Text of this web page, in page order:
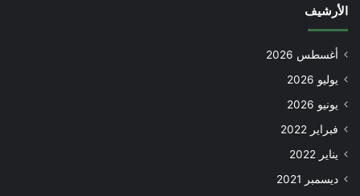
الأرشيف
أغسطس 2026
يوليو 2026
يونيو 2026
فبراير 2022
يناير 2022
ديسمبر 2021